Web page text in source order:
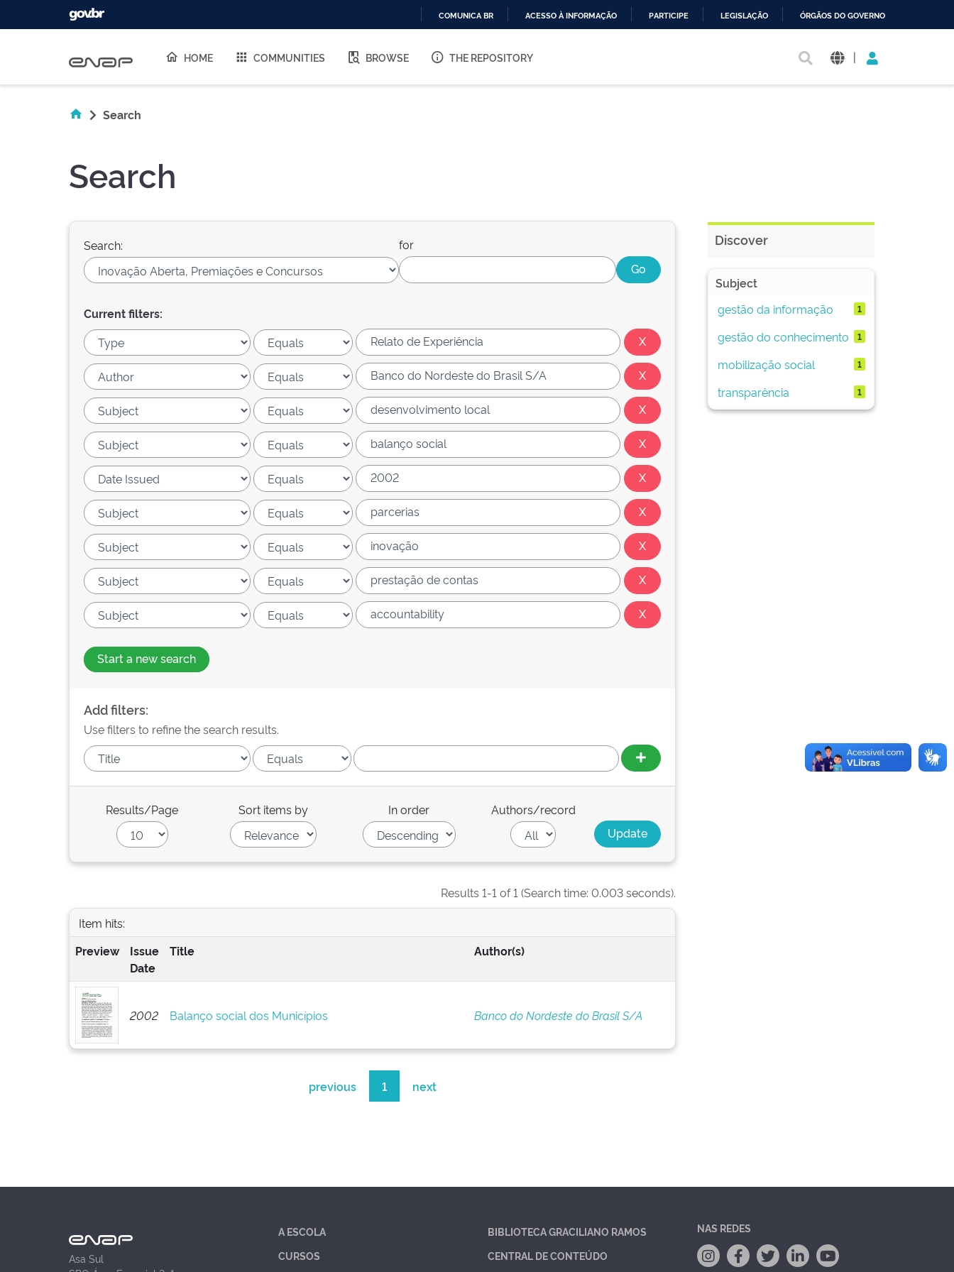
O
COMUNICA BR ACESSO À INFORMAÇÃO PARTICIPE LEGISLAÇÃO ÓRGÃOS DO GOVERNO
HOME COMMUNITIES BROWSE THE REPOSITORY |
Search
Search
Search: for
Current filters:
Start a new search
Add filters:
Use filters to refine the search results.
Results/Page Sort items by In order Authors/record
Results 1-1 of 1 (Search time: 0.003 seconds).
Item hits:
Preview
Issue
Date
Title Author(s)
2002 Balanço social dos Municípios Banco do Nordeste do Brasil S/A
previous 1 next
Discover
Subject
gestão da informação
1
gestão do conhecimento 1
mobilização social 1
transparência 1
Asa Sul
A ESCOLA
CURSOS
BIBLIOTECA GRACILIANO RAMOS
CENTRAL DE CONTEÚDO
NAS REDES